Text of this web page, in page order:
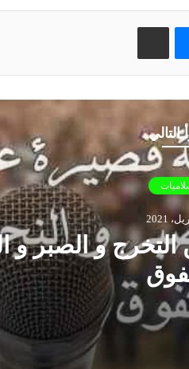
ماسنجر مشاركة عبر البريد
التالي
و الصبر و